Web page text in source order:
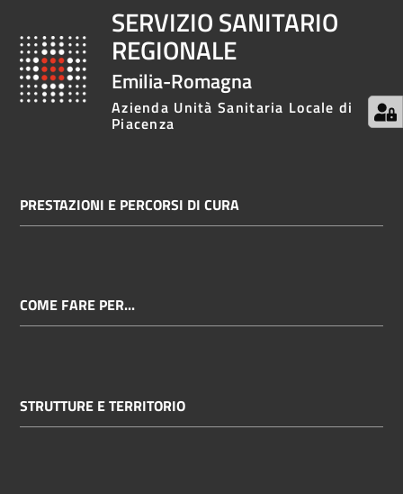
SERVIZIO SANITARIO
REGIONALE
Emilia-Romagna
Azienda Unità Sanitaria Locale di
Piacenza
PRESTAZIONI E PERCORSI DI CURA
COME FARE PER...
STRUTTURE E TERRITORIO